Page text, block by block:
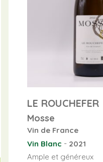
LE ROUCHEFER
Mosse
Vin de France
Vin Blanc - 2021
Ample et généreux